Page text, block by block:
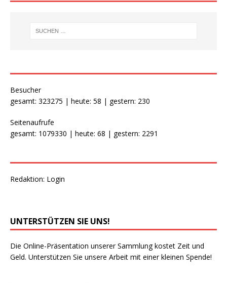
Besucher
gesamt: 323275 | heute: 58 | gestern: 230
Seitenaufrufe
gesamt: 1079330 | heute: 68 | gestern: 2291
Redaktion: Login
UNTERSTÜTZEN SIE UNS!
Die Online-Präsentation unserer Sammlung kostet Zeit und
Geld. Unterstützen Sie unsere Arbeit mit einer kleinen Spende!